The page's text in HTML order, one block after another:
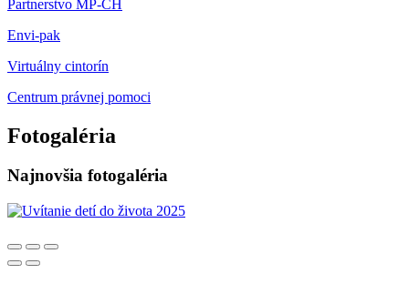
Partnerstvo MP-ČH
Envi-pak
Virtuálny cintorín
Centrum právnej pomoci
Fotogaléria
Najnovšia fotogaléria